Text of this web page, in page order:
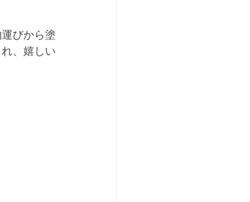
びから塗
、嬉しい